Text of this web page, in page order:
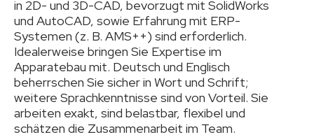
in 2D- und 3D-CAD, bevorzugt mit SolidWorks
und AutoCAD, sowie Erfahrung mit ERP-
Systemen (z. B. AMS++) sind erforderlich.
Idealerweise bringen Sie Expertise im
Apparatebau mit. Deutsch und Englisch
beherrschen Sie sicher in Wort und Schrift;
weitere Sprachkenntnisse sind von Vorteil. Sie
arbeiten exakt, sind belastbar, flexibel und
schätzen die Zusammenarbeit im Team.